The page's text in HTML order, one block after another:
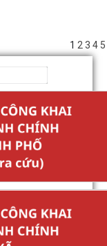
1 2 3 4 5